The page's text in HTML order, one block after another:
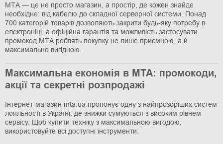
МТА — це не просто магазин, а простір, де кожен знайде
необхідне: від кабелю до складної серверної системи. Понад
700 категорій товарів дозволяють закрити будь-яку потребу в
електроніці, а офіційна гарантія та можливість застосувати
промокод МТА роблять покупку не лише приємною, а й
максимально вигідною.
Максимальна економія в МТА: промокоди,
акції та секретні розпродажі
Інтернет-магазин mta.ua пропонує одну з найпрозоріших систем
лояльності в Україні, де знижки сумуються з високим рівнем
сервісу. Щоб купити техніку з максимальною вигодою,
використовуйте всі доступні інструменти: